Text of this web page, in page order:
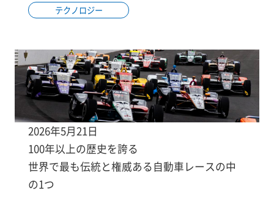
テクノロジー
2026年5月21日
100年以上の歴史を誇る
世界で最も伝統と権威ある自動車レースの中
の1つ